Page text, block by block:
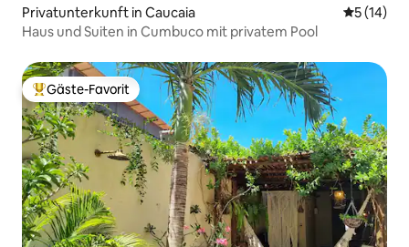
Privatunterkunft in Caucaia
5 (14)
Haus und Suiten in Cumbuco mit privatem Pool
Beliebter Gäste-Favorit.
Gäste-Favorit